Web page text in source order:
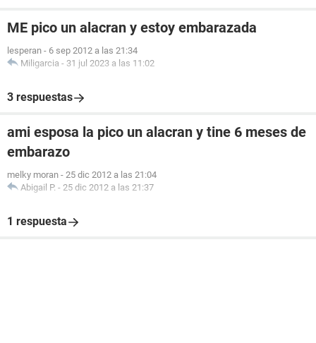
ME pico un alacran y estoy embarazada
lesperan - 6 sep 2012 a las 21:34
Miligarcia - 31 jul 2023 a las 11:02
3 respuestas
ami esposa la pico un alacran y tine 6 meses de
embarazo
melky moran - 25 dic 2012 a las 21:04
Abigail P. - 25 dic 2012 a las 21:37
1 respuesta